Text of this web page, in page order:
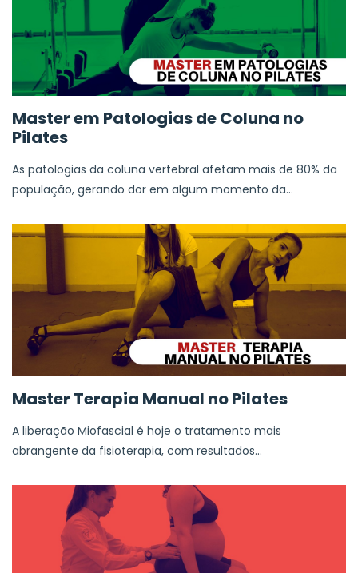
Master em Patologias de Coluna no
Pilates
As patologias da coluna vertebral afetam mais de 80% da
população, gerando dor em algum momento da...
Master Terapia Manual no Pilates
A liberação Miofascial é hoje o tratamento mais
abrangente da fisioterapia, com resultados...